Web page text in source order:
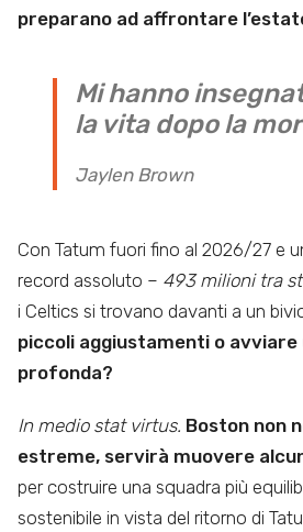
preparano ad affrontare
Mi hanno
la vita dopo la
Jaylen Brown
Con Tatum fuori fino al 2026/27 e
record assoluto – 493 milioni tra
i Celtics si trovano davanti a un
piccoli aggiustamenti o
profonda?
In medio stat virtus. Boston non
estreme, servirà muovere
per costruire una squadra più
sostenibile in vista del ritorno di